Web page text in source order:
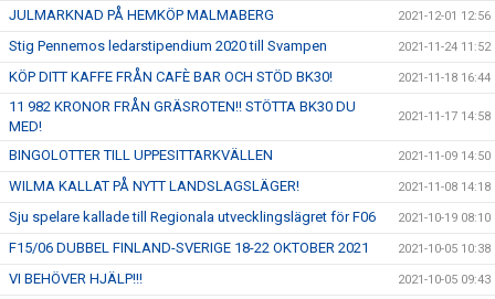
JULMARKNAD PÅ HEMKÖP MALMABERG 2021-12-01 12:56
Stig Pennemos ledarstipendium 2020 till Svampen 2021-11-24 11:52
KÖP DITT KAFFE FRÅN CAFÈ BAR OCH STÖD BK30! 2021-11-18 16:44
11 982 KRONOR FRÅN GRÄSROTEN!! STÖTTA BK30 DU
MED!
2021-11-17 14:58
BINGOLOTTER TILL UPPESITTARKVÄLLEN 2021-11-09 14:50
WILMA KALLAT PÅ NYTT LANDSLAGSLÄGER! 2021-11-08 14:18
Sju spelare kallade till Regionala utvecklingslägret för F06 2021-10-19 08:10
F15/06 DUBBEL FINLAND-SVERIGE 18-22 OKTOBER 2021 2021-10-05 10:38
VI BEHÖVER HJÄLP!!! 2021-10-05 09:43